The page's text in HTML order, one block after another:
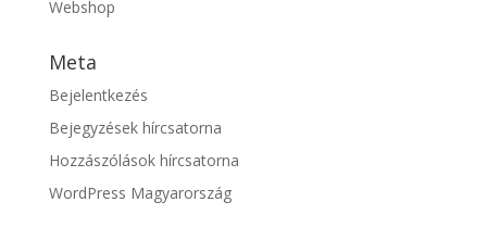
Webshop
Meta
Bejelentkezés
Bejegyzések hírcsatorna
Hozzászólások hírcsatorna
WordPress Magyarország